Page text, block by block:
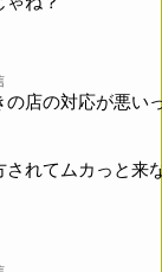
の店の対応が悪い
れてムカっと来